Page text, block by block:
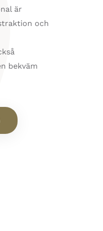
är
och
bekväm